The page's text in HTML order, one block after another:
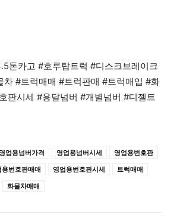
톤카고 #호루탑트럭 #디스크브레이크
차 #트럭매매 #트럭판매 #트럭매입 #화
판시세 #용달넘버 #개별넘버 #디젤트
영업용넘버가격 영업용넘버시세
영업용번호판
용번호판매매 영업용번호판시세
트럭매매
화물차매매